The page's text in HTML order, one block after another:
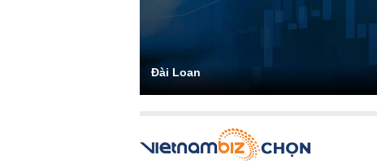
Đài Loan